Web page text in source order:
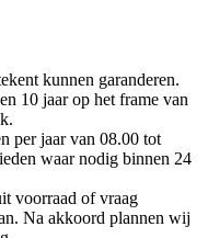
kunnen garanderen.
10 jaar op het frame van
per jaar van 08.00 tot
waar nodig binnen 24
voorraad of vraag
Na akkoord plannen wij